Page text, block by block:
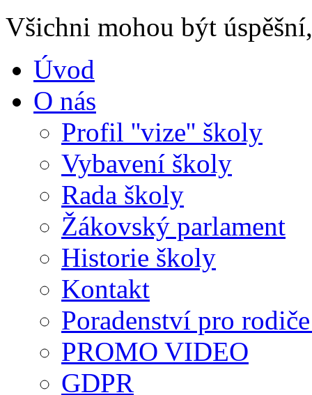
Všichni mohou být
Úvod
O nás
Profil ''vize'' školy
Vybavení školy
Rada školy
Žákovský parlament
Historie školy
Kontakt
Poradenství pro
PROMO VIDEO
GDPR